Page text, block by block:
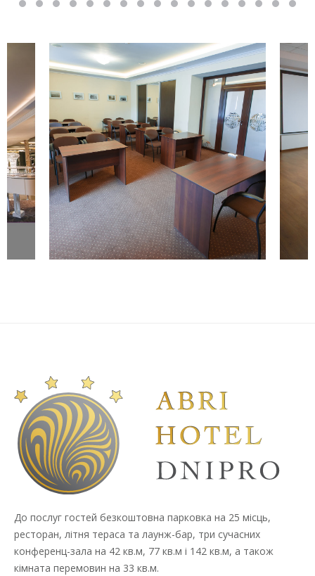
До послуг гостей безкоштовна парковка на 25 місць,
ресторан, літня тераса та лаунж-бар, три сучасних
конференц-зала на 42 кв.м, 77 кв.м і 142 кв.м, а також
кімната перемовин на 33 кв.м.